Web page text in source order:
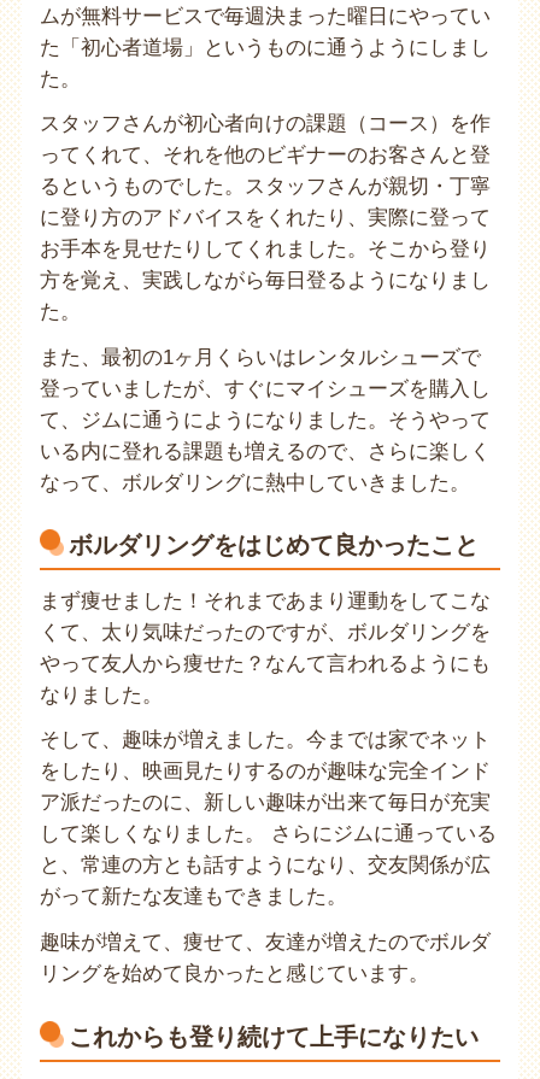
ムが無料サービスで毎週決まった曜日にやってい
た「初心者道場」というものに通うようにしまし
た。
スタッフさんが初心者向けの課題（コース）を作
ってくれて、それを他のビギナーのお客さんと登
るというものでした。スタッフさんが親切・丁寧
に登り方のアドバイスをくれたり、実際に登って
お手本を見せたりしてくれました。そこから登り
方を覚え、実践しながら毎日登るようになりまし
た。
また、最初の1ヶ月くらいはレンタルシューズで
登っていましたが、すぐにマイシューズを購入し
て、ジムに通うにようになりました。そうやって
いる内に登れる課題も増えるので、さらに楽しく
なって、ボルダリングに熱中していきました。
ボルダリングをはじめて良かったこと
まず痩せました！それまであまり運動をしてこな
くて、太り気味だったのですが、ボルダリングを
やって友人から痩せた？なんて言われるようにも
なりました。
そして、趣味が増えました。今までは家でネット
をしたり、映画見たりするのが趣味な完全インド
ア派だったのに、新しい趣味が出来て毎日が充実
して楽しくなりました。 さらにジムに通っている
と、常連の方とも話すようになり、交友関係が広
がって新たな友達もできました。
趣味が増えて、痩せて、友達が増えたのでボルダ
リングを始めて良かったと感じています。
これからも登り続けて上手になりたい